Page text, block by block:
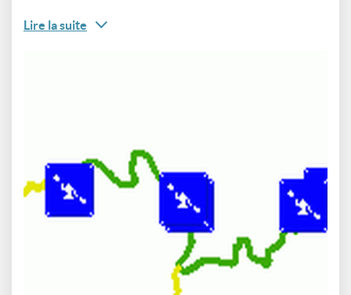
Lire la suite